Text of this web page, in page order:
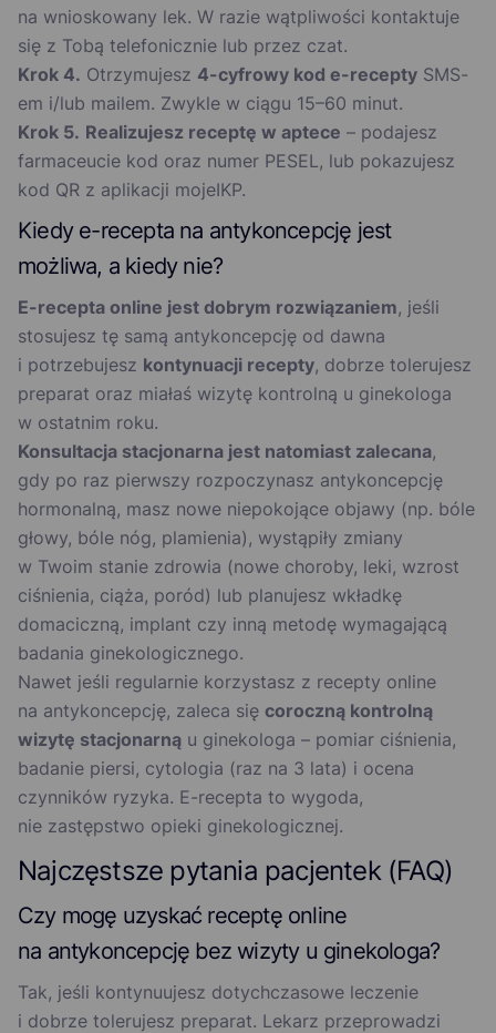
na wnioskowany lek. W razie wątpliwości kontaktuje
się z Tobą telefonicznie lub przez czat.
Krok 4. Otrzymujesz 4-cyfrowy kod e-recepty SMS-
em i/lub mailem. Zwykle w ciągu 15–60 minut.
Krok 5. Realizujesz receptę w aptece – podajesz
farmaceucie kod oraz numer PESEL, lub pokazujesz
kod QR z aplikacji mojeIKP.
Kiedy e-recepta na antykoncepcję jest
możliwa, a kiedy nie?
E-recepta online jest dobrym rozwiązaniem, jeśli
stosujesz tę samą antykoncepcję od dawna
i potrzebujesz kontynuacji recepty, dobrze tolerujesz
preparat oraz miałaś wizytę kontrolną u ginekologa
w ostatnim roku.
Konsultacja stacjonarna jest natomiast zalecana,
gdy po raz pierwszy rozpoczynasz antykoncepcję
hormonalną, masz nowe niepokojące objawy (np. bóle
głowy, bóle nóg, plamienia), wystąpiły zmiany
w Twoim stanie zdrowia (nowe choroby, leki, wzrost
ciśnienia, ciąża, poród) lub planujesz wkładkę
domaciczną, implant czy inną metodę wymagającą
badania ginekologicznego.
Nawet jeśli regularnie korzystasz z recepty online
na antykoncepcję, zaleca się coroczną kontrolną
wizytę stacjonarną u ginekologa – pomiar ciśnienia,
badanie piersi, cytologia (raz na 3 lata) i ocena
czynników ryzyka. E-recepta to wygoda,
nie zastępstwo opieki ginekologicznej.
Najczęstsze pytania pacjentek (FAQ)
Czy mogę uzyskać receptę online
na antykoncepcję bez wizyty u ginekologa?
Tak, jeśli kontynuujesz dotychczasowe leczenie
i dobrze tolerujesz preparat. Lekarz przeprowadzi